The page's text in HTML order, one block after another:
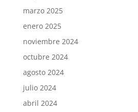
marzo 2025
enero 2025
noviembre 2024
octubre 2024
agosto 2024
julio 2024
abril 2024